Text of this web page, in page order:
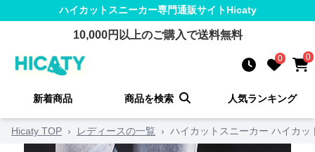
ハイカットスニーカー専門通販サイトHicaty
10,000円以上のご購入で送料無料
0 0
新着商品 商品を検索 人気ランキング
Hicaty TOP › レディースの一覧 › ハイカットスニーカー ハイカ